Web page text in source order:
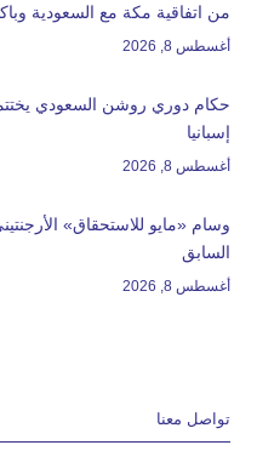
من اتفاقية مكة مع السعودية
أغسطس 8, 2026
حكام دوري روشن السعودي
إسبانيا
أغسطس 8, 2026
وسام «مايو للاستحقاق»
السابق
أغسطس 8, 2026
تواصل معنا